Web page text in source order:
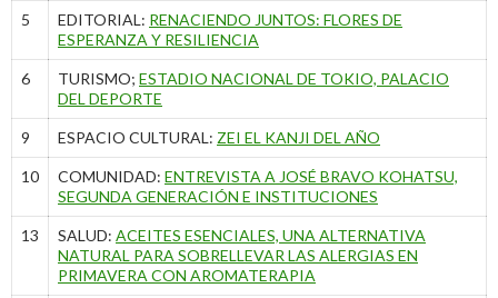
5 EDITORIAL: RENACIENDO JUNTOS: FLORES DE
ESPERANZA Y RESILIENCIA
6 TURISMO; ESTADIO NACIONAL DE TOKIO, PALACIO
DEL DEPORTE
9 ESPACIO CULTURAL: ZEI EL KANJI DEL AÑO
10 COMUNIDAD: ENTREVISTA A JOSÉ BRAVO KOHATSU,
SEGUNDA GENERACIÓN E INSTITUCIONES
13 SALUD: ACEITES ESENCIALES, UNA ALTERNATIVA
NATURAL PARA SOBRELLEVAR LAS ALERGIAS EN
PRIMAVERA CON AROMATERAPIA